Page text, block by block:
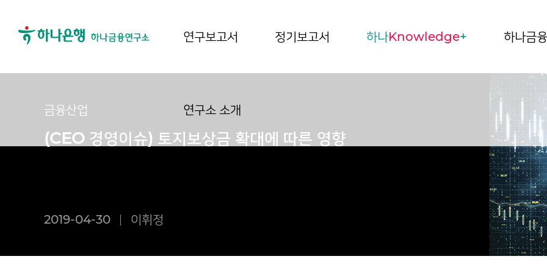
연구보고서 정기보고서 하나Knowledge+ 하나금
연구소 소개
금융산업
(CEO 경영이슈) 토지보상금 확대에 따른 영향
2019-04-30 이휘정